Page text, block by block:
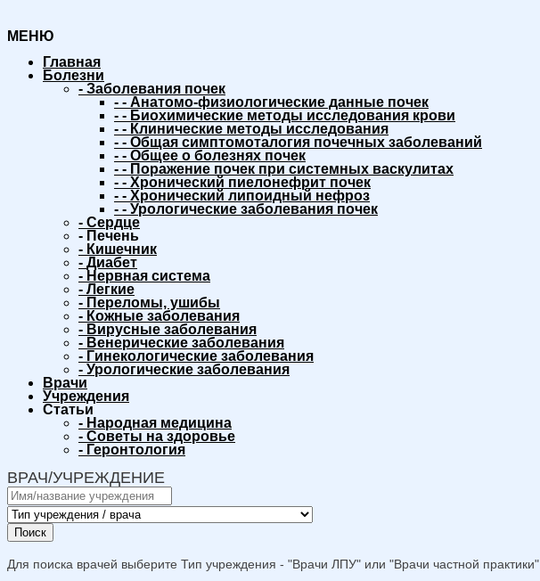
МЕНЮ
Главная
Болезни
- Заболевания почек
- - Анатомо-физиологические данные почек
- - Биохимические методы исследования крови
- - Клинические методы исследования
- - Общая симптомоталогия почечных заболеваний
- - Общее о болезнях почек
- - Поражение почек при системных васкулитах
- - Хронический пиелонефрит почек
- - Хронический липоидный нефроз
- - Урологические заболевания почек
- Сердце
- Печень
- Кишечник
- Диабет
- Нервная система
- Легкие
- Переломы, ушибы
- Кожные заболевания
- Вирусные заболевания
- Венерические заболевания
- Гинекологические заболевания
- Урологические заболевания
Врачи
Учреждения
Статьи
- Народная медицина
- Советы на здоровье
- Геронтология
ВРАЧ/УЧРЕЖДЕНИЕ
Поиск
Для поиска врачей выберите Тип учреждения - "Врачи ЛПУ" или "Врачи частной практики".